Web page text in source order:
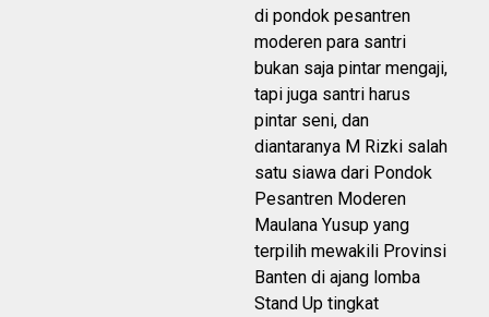
di pondok pesantren
moderen para santri
bukan saja pintar mengaji,
tapi juga santri harus
pintar seni, dan
diantaranya M Rizki salah
satu siawa dari Pondok
Pesantren Moderen
Maulana Yusup yang
terpilih mewakili Provinsi
Banten di ajang lomba
Stand Up tingkat